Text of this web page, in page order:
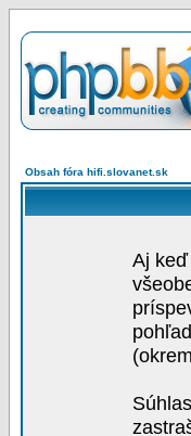
Obsah fóra hifi.slovanet.sk
Aj